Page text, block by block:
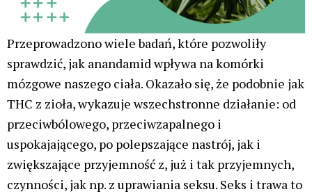
Przeprowadzono wiele badań, które pozwoliły
sprawdzić, jak anandamid wpływa na komórki
mózgowe naszego ciała. Okazało się, że podobnie jak
THC z zioła, wykazuje wszechstronne działanie: od
przeciwbólowego, przeciwzapalnego i
uspokajającego, po polepszające nastrój, jak i
zwiększające przyjemność z, już i tak przyjemnych,
czynności, jak np. z uprawiania seksu. Seks i trawa to